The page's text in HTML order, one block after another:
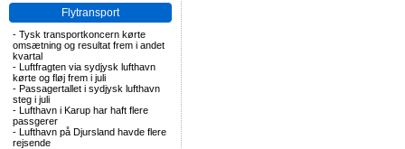
Flytransport
- Tysk transportkoncern kørte
omsætning og resultat frem i andet
kvartal
- Luftfragten via sydjysk lufthavn
kørte og fløj frem i juli
- Passagertallet i sydjysk lufthavn
steg i juli
- Lufthavn i Karup har haft flere
passgerer
- Lufthavn på Djursland havde flere
rejsende